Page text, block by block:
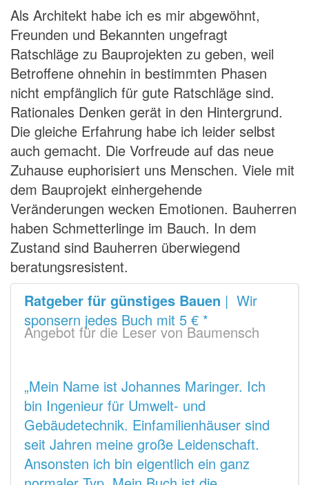
Als Architekt habe ich es mir abgewöhnt,
Freunden und Bekannten ungefragt
Ratschläge zu Bauprojekten zu geben, weil
Betroffene ohnehin in bestimmten Phasen
nicht empfänglich für gute Ratschläge sind.
Rationales Denken gerät in den Hintergrund.
Die gleiche Erfahrung habe ich leider selbst
auch gemacht. Die Vorfreude auf das neue
Zuhause euphorisiert uns Menschen. Viele mit
dem Bauprojekt einhergehende
Veränderungen wecken Emotionen. Bauherren
haben Schmetterlinge im Bauch. In dem
Zustand sind Bauherren überwiegend
beratungsresistent.
Ratgeber für günstiges Bauen | Wir
sponsern jedes Buch mit 5 € *
Angebot für die Leser von Baumensch
„Mein Name ist Johannes Maringer. Ich
bin Ingenieur für Umwelt- und
Gebäudetechnik. Einfamilienhäuser sind
seit Jahren meine große Leidenschaft.
Ansonsten ich bin eigentlich ein ganz